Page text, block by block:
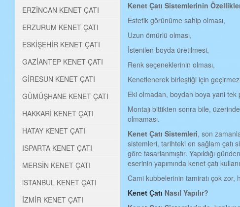
ERZİNCAN KENET ÇATI
ERZURUM KENET ÇATI
ESKİŞEHİR KENET ÇATI
GAZİANTEP KENET ÇATI
GİRESUN KENET ÇATI
GÜMÜŞHANE KENET ÇATI
HAKKARİ KENET ÇATI
HATAY KENET ÇATI
ISPARTA KENET ÇATI
MERSİN KENET ÇATI
iSTANBUL KENET ÇATI
İZMİR KENET ÇATI
Kenet Çatı Sistemlerinin
Estetik görünüme sahip olması,
Uzun ömürlü olması,
İstenilen boyda üretilmesi,
Renk seçeneklerinin olması,
Kenetlenerek birleştiği için
Eki olmadan, boydan boya yani
Montajı bittikten sonra bile,
olmaması.
Kenet Çatı Sistemleri, son
sistemleri, tarihteki en sağlam çatı
göre tasarlanmıştır. Yapıldığı
eserinin yapımında kenet çatı
Cami kubbelerinin tamiratı çok zor,
Kenet Çatı Nasıl Yapılır?